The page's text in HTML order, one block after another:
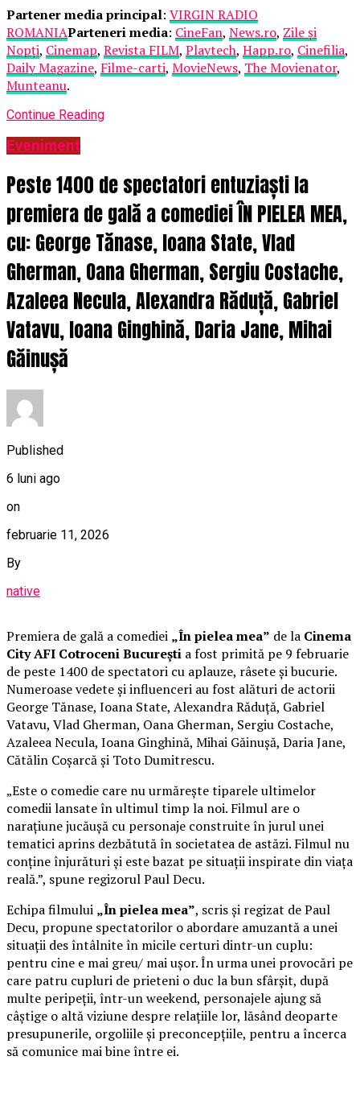
Partener media principal: VIRGIN RADIO
ROMANIAParteneri media: CineFan, News.ro, Zile și
Nopți, Cinemap, Revista FILM, Playtech, Happ.ro, Cinefilia,
Daily Magazine, Filme-carti, MovieNews, The Movienator,
Munteanu.
Continue Reading
Eveniment
Peste 1400 de spectatori entuziaști la
premiera de gală a comediei ÎN PIELEA MEA,
cu: George Tănase, Ioana State, Vlad
Gherman, Oana Gherman, Sergiu Costache,
Azaleea Necula, Alexandra Răduță, Gabriel
Vatavu, Ioana Ginghină, Daria Jane, Mihai
Găinușă
Published
6 luni ago
on
februarie 11, 2026
By
native
Premiera de gală a comediei „În pielea mea” de la Cinema
City AFI Cotroceni București a fost primită pe 9 februarie
de peste 1400 de spectatori cu aplauze, râsete și bucurie.
Numeroase vedete și influenceri au fost alături de actorii
George Tănase, Ioana State, Alexandra Răduță, Gabriel
Vatavu, Vlad Gherman, Oana Gherman, Sergiu Costache,
Azaleea Necula, Ioana Ginghină, Mihai Găinușă, Daria Jane,
Cătălin Coșarcă și Toto Dumitrescu.
„Este o comedie care nu urmărește tiparele ultimelor
comedii lansate în ultimul timp la noi. Filmul are o
narațiune jucăușă cu personaje construite în jurul unei
tematici aprins dezbătută în societatea de astăzi. Filmul nu
conține înjurături și este bazat pe situații inspirate din viața
reală.”, spune regizorul Paul Decu.
Echipa filmului „În pielea mea”, scris și regizat de Paul
Decu, propune spectatorilor o abordare amuzantă a unei
situații des întâlnite în micile certuri dintr-un cuplu:
pentru cine e mai greu/ mai ușor. În urma unei provocări pe
care patru cupluri de prieteni o duc la bun sfârșit, după
multe peripeții, într-un weekend, personajele ajung să
câștige o altă viziune despre relațiile lor, lăsând deoparte
presupunerile, orgoliile și preconcepțiile, pentru a încerca
să comunice mai bine între ei.